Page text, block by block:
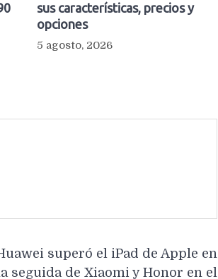
sus características, precios y
opciones
5 agosto, 2026
superó el iPad de Apple en
seguida de Xiaomi y Honor en el